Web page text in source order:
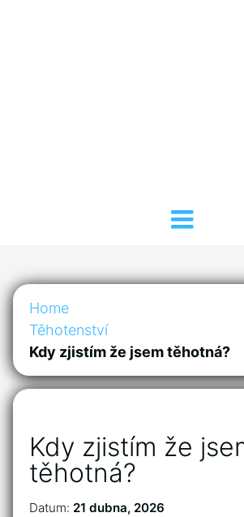
Home
Těhotenství
Kdy zjistím že jsem těhotná?
Kdy zjistím že
těhotná?
Datum: 21 dubna, 2026